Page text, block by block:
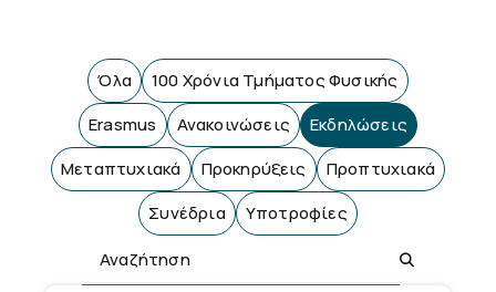
Όλα
100 Χρόνια Τμήματος Φυσικής
Erasmus
Ανακοινώσεις
Εκδηλώσεις
Μεταπτυχιακά
Προκηρύξεις
Προπτυχιακά
Συνέδρια
Υποτροφίες